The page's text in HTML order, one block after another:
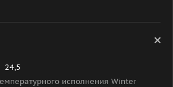
24,5
исполнения Winter